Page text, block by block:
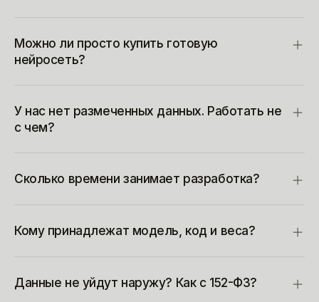
Можно ли просто купить готовую
нейросеть?
У нас нет размеченных данных. Работать не
с чем?
Сколько времени занимает разработка?
Кому принадлежат модель, код и веса?
Данные не уйдут наружу? Как с 152-ФЗ?